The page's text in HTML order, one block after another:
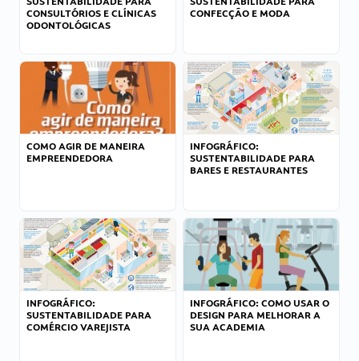
CONSULTÓRIOS E CLÍNICAS
ODONTOLÓGICAS
CONFECÇÃO E MODA
COMO AGIR DE MANEIRA
EMPREENDEDORA
INFOGRÁFICO:
SUSTENTABILIDADE PARA
BARES E RESTAURANTES
INFOGRÁFICO:
SUSTENTABILIDADE PARA
COMÉRCIO VAREJISTA
INFOGRÁFICO: COMO USAR O
DESIGN PARA MELHORAR A
SUA ACADEMIA